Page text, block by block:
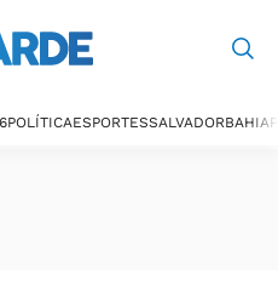
POLÍTICAESPORTESSALVADORBAHIA